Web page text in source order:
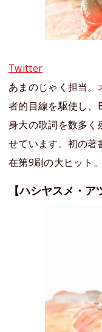
Twitter
あまのじゃく担当。
者的目線を駆使し、
身大の歌詞を数多く
せています。初の著
在第9刷の大ヒット。
【ハシヤスメ・ア